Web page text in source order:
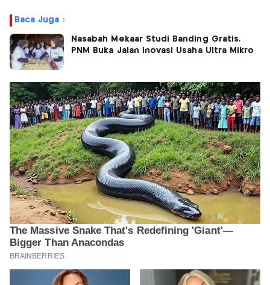
Baca Juga :
Nasabah Mekaar Studi Banding Gratis,
PNM Buka Jalan Inovasi Usaha Ultra Mikro